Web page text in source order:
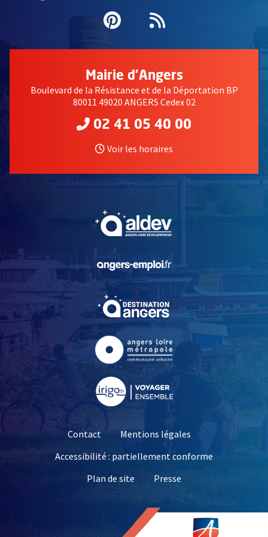
Pinterest
, Ouvre une
Flux RSS
Mairie d'Angers
Boulevard de la Résistance et de la Déportation BP
80011 49020 ANGERS Cedex 02
02 41 05 40 00
Voir les horaires
, Ouvre une nouvelle
, Ouvre une nouvelle
Contact
Mentions légales
Accessibilité : partiellement conforme
Plan de site
Presse